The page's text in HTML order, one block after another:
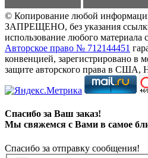
© Копирование любой
ЗАПРЕЩЕНО, без указания
использование любого материала
Авторское право № 712144451
конвенцией, зарегистрировано в
защите авторского права в США,
Спасибо за Ваш заказ!
Мы свяжемся с Вами в самое
Спасибо за отправку сообщения!